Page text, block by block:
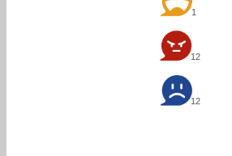
1
12
12